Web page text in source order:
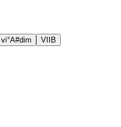
vi°A#dim VII B